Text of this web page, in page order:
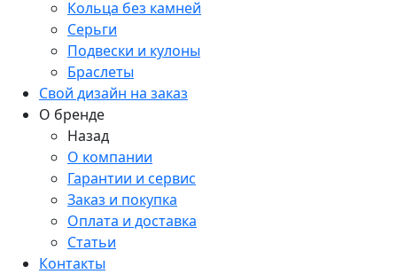
Кольца без камней
Серьги
Подвески и кулоны
Браслеты
Свой дизайн на заказ
О бренде
Назад
О компании
Гарантии и сервис
Заказ и покупка
Оплата и доставка
Статьи
Контакты